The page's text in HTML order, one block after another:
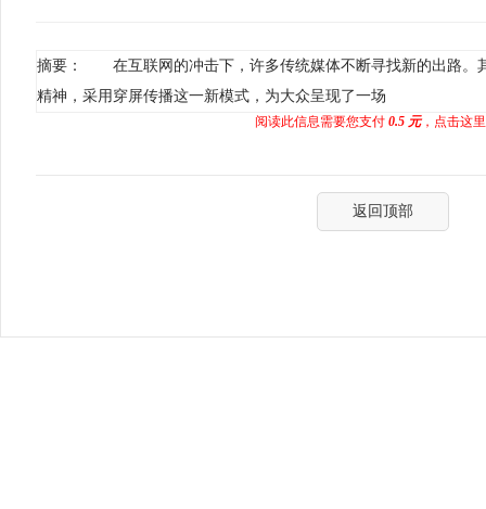
摘要： 在互联网的冲击下，许多传统媒体不断寻找新的出路。
精神，采用穿屏传播这一新模式，为大众呈现了一场
阅读此信息需要您支付 0.5 元，点击这
返回顶部